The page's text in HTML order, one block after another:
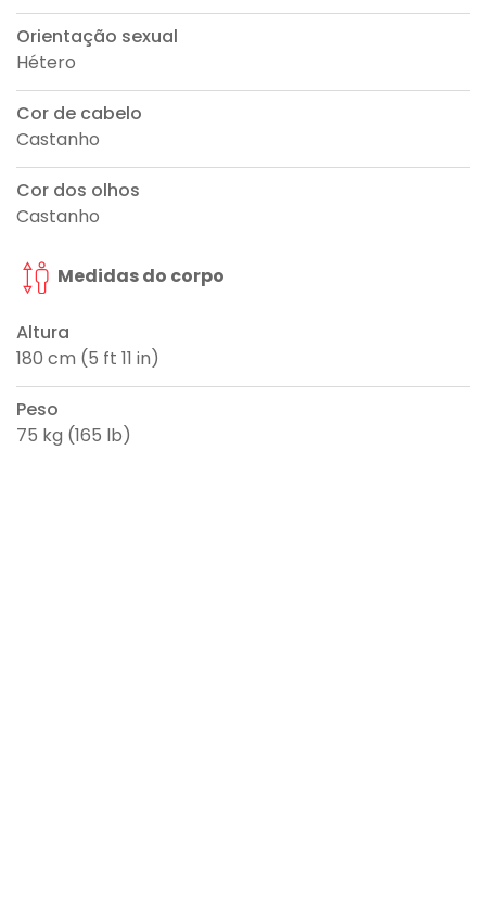
Orientação sexual
Hétero
Cor de cabelo
Castanho
Cor dos olhos
Castanho
Medidas do corpo
Altura
180 cm (5 ft 11 in)
Peso
75 kg (165 lb)